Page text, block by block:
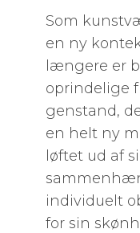
Som
en ny
længere er
oprindelige
genstand,
en helt ny
løftet ud af
individuelt
for sin